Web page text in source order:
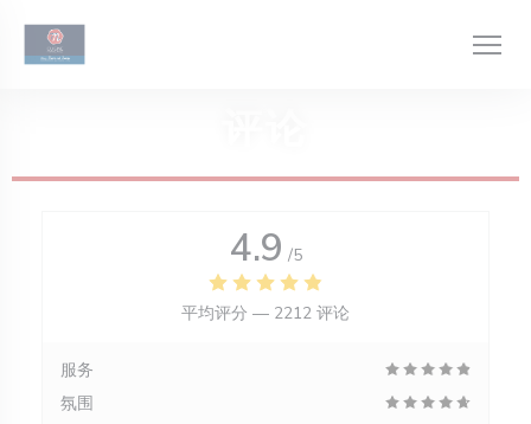
4.9 /5
平均评分 — 2212 评论
服务
氛围